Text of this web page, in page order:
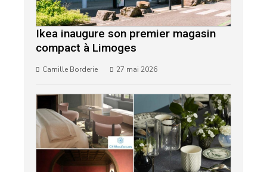
Ikea inaugure son premier magasin
compact à Limoges
Camille Borderie 27 mai 2026